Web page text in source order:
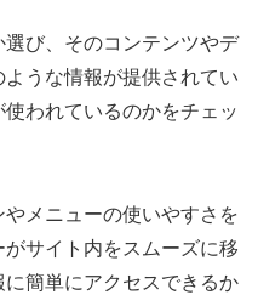
び、そのコンテンツやデ
うな情報が提供されてい
われているのかをチェッ
メニューの使いやすさを
サイト内をスムーズに移
簡単にアクセスできるか